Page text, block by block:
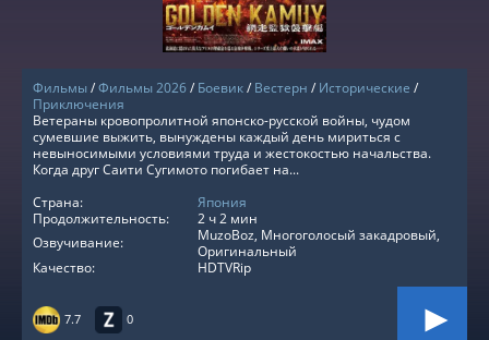
Фильмы/Фильмы 2026/ Боевик/ Вестерн / Исторические /
Приключения
7.7 0
Ветераны кровопролитной японско-русской войны, чудом
сумевшие выжить, вынуждены каждый день мириться с
невыносимыми условиями труда и жестокостью начальства.
Когда друг Саити Сугимото погибает на...
Страна:
Япония
Продолжительность:
2 ч 2 мин
Озвучивание:
MuzoBoz, Многоголосый закадровый,
Оригинальный
Качество:
HDTVRip